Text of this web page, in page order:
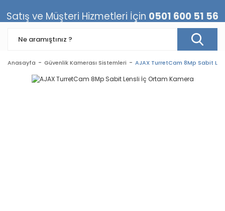
Anasayfa Güvenlik Kamerası Sistemleri AJAX TurretCam 8Mp Sabit
Satış ve Müşteri Hizmetleri İçin 0501 600 51 56